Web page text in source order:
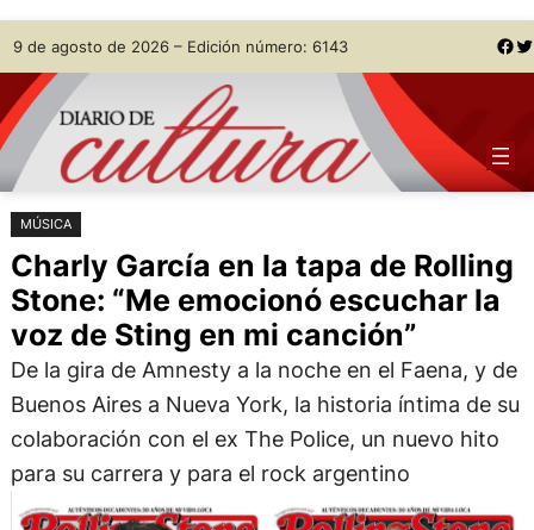
Saltar
al
contenido
Skip
to
content
9 de agosto de 2026 – Edición número: 6143 Facebook Twitter
MÚSICA
Charly García en la tapa de Rolling
Stone: “Me emocionó escuchar la
voz de Sting en mi canción”
De la gira de Amnesty a la noche en el Faena, y de
Buenos Aires a Nueva York, la historia íntima de su
colaboración con el ex The Police, un nuevo hito
para su carrera y para el rock argentino